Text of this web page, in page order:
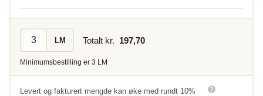
LM Totalt kr. 197,70
Minimumsbestilling er 3 LM
Levert og fakturert mengde kan øke med rundt 10%